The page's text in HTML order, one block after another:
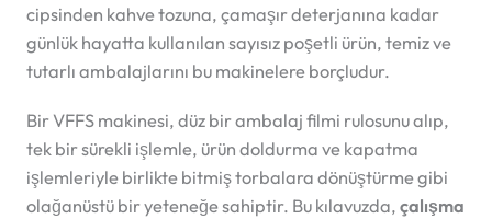
cipsinden kahve tozuna, çamaşır deterjanına kadar
günlük hayatta kullanılan sayısız poşetli ürün, temiz ve
tutarlı ambalajlarını bu makinelere borçludur.
Bir VFFS makinesi, düz bir ambalaj filmi rulosunu alıp,
tek bir sürekli işlemle, ürün doldurma ve kapatma
işlemleriyle birlikte bitmiş torbalara dönüştürme gibi
olağanüstü bir yeteneğe sahiptir. Bu kılavuzda, çalışma